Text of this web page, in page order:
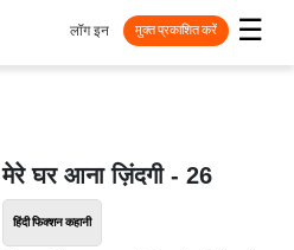
☰
लॉग इन मुक्त प्रकाशित करें
मेरे घर आना ज़िंदगी - 26
हिंदी फिक्शन कहानी